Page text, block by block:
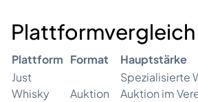
Plattformvergleich
Plattform Format Hauptstärke
Just
Whisky
Auktion
Spezialisierte
Auktion im